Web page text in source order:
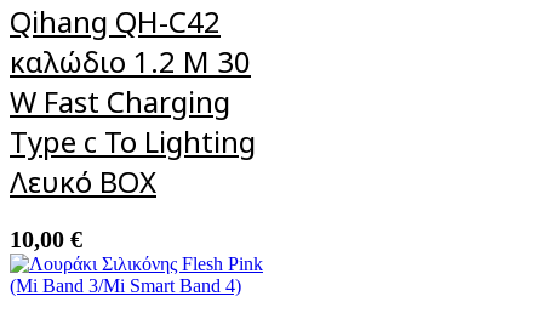
Qihang QH-C42
καλώδιο 1.2 M 30
W Fast Charging
Type c To Lighting
Λευκό BOX
10,00 €